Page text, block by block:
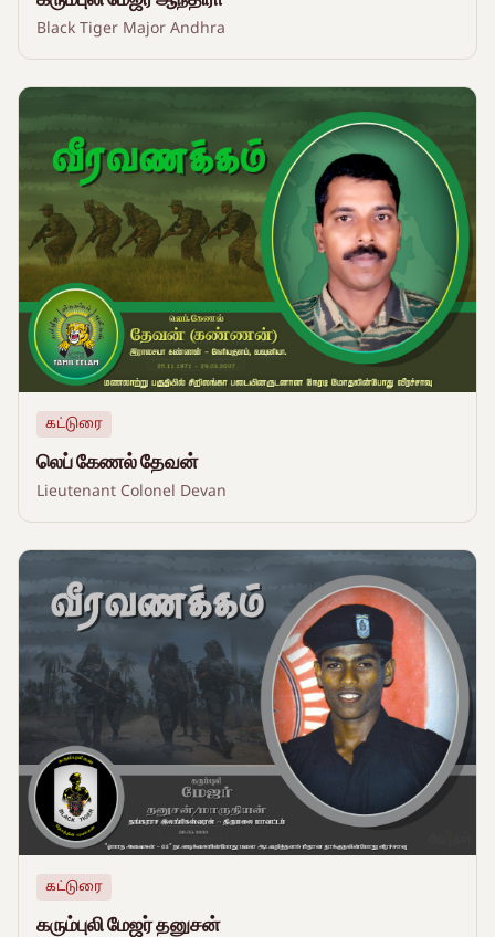
Black Tiger Major Andhra
கட்டுரை
லெப் கேணல் தேவன்
Lieutenant Colonel Devan
கட்டுரை
கரும்புலி மேஜர் தனுசன்